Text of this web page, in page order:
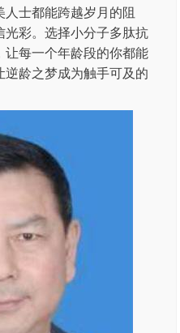
士都能跨越岁月的阻
光彩。选择小分子多肽抗
让每一个年龄段的你都能
龄之梦成为触手可及的